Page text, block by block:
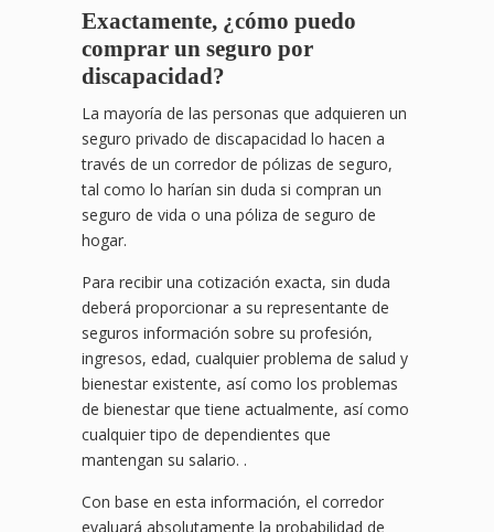
Exactamente, ¿cómo puedo
comprar un seguro por
discapacidad?
La mayoría de las personas que adquieren un
seguro privado de discapacidad lo hacen a
través de un corredor de pólizas de seguro,
tal como lo harían sin duda si compran un
seguro de vida o una póliza de seguro de
hogar.
Para recibir una cotización exacta, sin duda
deberá proporcionar a su representante de
seguros información sobre su profesión,
ingresos, edad, cualquier problema de salud y
bienestar existente, así como los problemas
de bienestar que tiene actualmente, así como
cualquier tipo de dependientes que
mantengan su salario. .
Con base en esta información, el corredor
evaluará absolutamente la probabilidad de